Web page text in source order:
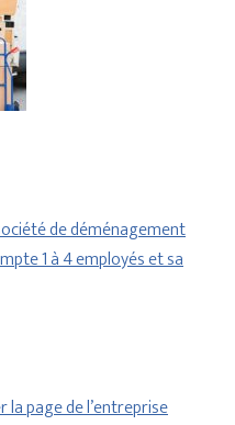
de déménagement
1 à 4 employés et sa
la page de l’entreprise